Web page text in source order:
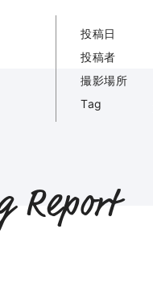
投稿日
投稿者
撮影場所
Tag
Report